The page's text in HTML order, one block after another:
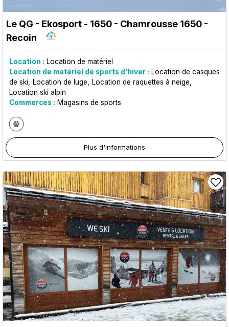
Le QG - Ekosport - 1650 - Chamrousse 1650 -
Recoin
Location : Location de matériel
Location de matériel de sports d'hiver : Location de casques
de ski
Location de luge
Location de raquettes à neige
Location ski alpin
Commerces : Magasins de sports
Plus d'informations